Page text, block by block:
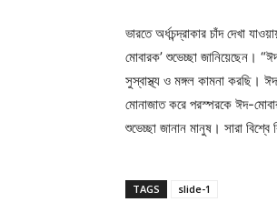
ভারতে অর্ধচন্দ্রাকার চাঁদ দেখা
মোবারক’ শুভেচ্ছা জানিয়েছেন।
সুস্বাস্থ্য ও মঙ্গল কামনা করছি।
মোনাজাত করে পরস্পরকে ঈদ-
শুভেচ্ছা জানান মানুষ। সারা
TAGS slide-1